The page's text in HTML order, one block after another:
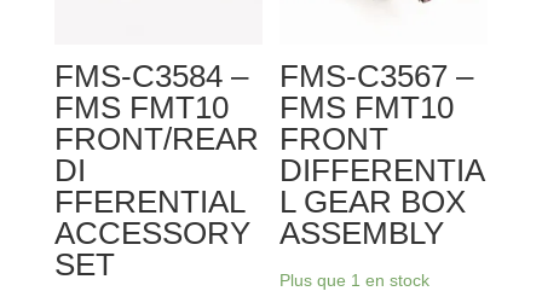
FMS-C3584 –
FMS FMT10
FRONT/REAR
DI
FFERENTIAL
ACCESSORY
SET
FMS-C3567 –
FMS FMT10
FRONT
DIFFERENTIA
L GEAR BOX
ASSEMBLY
Plus que 1 en stock